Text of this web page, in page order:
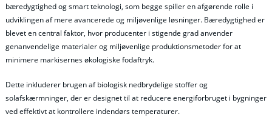
bæredygtighed og smart teknologi, som begge spiller en afgørende rolle i
udviklingen af mere avancerede og miljøvenlige løsninger. Bæredygtighed er
blevet en central faktor, hvor producenter i stigende grad anvender
genanvendelige materialer og miljøvenlige produktionsmetoder for at
minimere markisernes økologiske fodaftryk.
Dette inkluderer brugen af biologisk nedbrydelige stoffer og
solafskærmninger, der er designet til at reducere energiforbruget i bygninger
ved effektivt at kontrollere indendørs temperaturer.